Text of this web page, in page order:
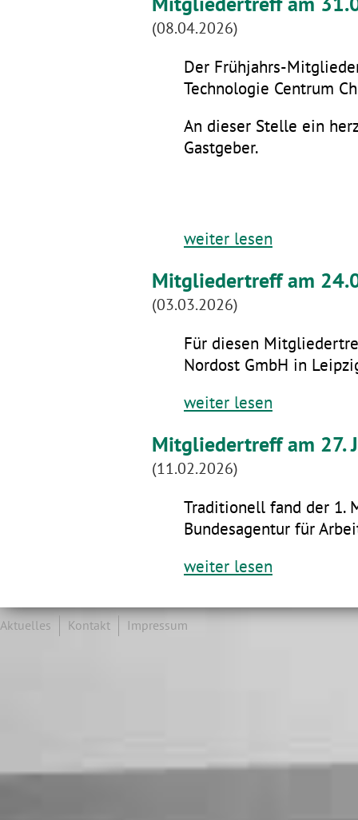
(08.04.2026)
Der Frühjahrs-
Technologie Centrum
An dieser Stelle ein
Gastgeber.
weiter lesen
Mitgliedertreff am
(03.03.2026)
Für diesen
Nordost GmbH in
weiter lesen
Mitgliedertreff am 27.
(11.02.2026)
Traditionell fand der 1.
Bundesagentur für
weiter lesen
Aktuelles Kontakt Impressum